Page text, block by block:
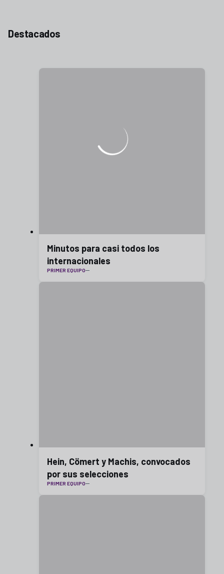
Destacados
Minutos para casi todos los
internacionales
PRIMER EQUIPO
Hein, Cömert y Machis, convocados
por sus selecciones
PRIMER EQUIPO